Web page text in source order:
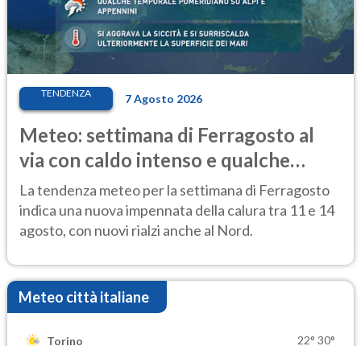
TENDENZA 7 Agosto 2026
Meteo: settimana di Ferragosto al
via con caldo intenso e qualche
temporale
La tendenza meteo per la settimana di Ferragosto
indica una nuova impennata della calura tra 11 e 14
agosto, con nuovi rialzi anche al Nord.
Meteo città italiane
Torino 22° 30°